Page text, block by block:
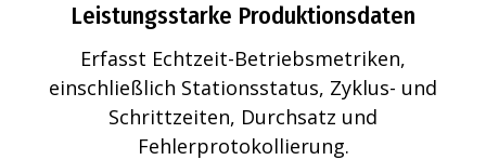
Leistungsstarke Produktionsdaten
Erfasst Echtzeit-Betriebsmetriken,
einschließlich Stationsstatus, Zyklus- und
Schrittzeiten, Durchsatz und
Fehlerprotokollierung.